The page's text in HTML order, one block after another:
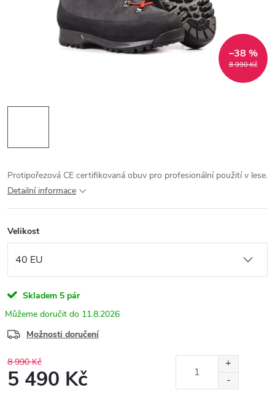
8 990 Kč
–38 %
Protipořezová CE certifikovaná obuv pro profesionální použití v lese.
Detailní informace
Velikost
Skladem 5 pár
11.8.2026
Možnosti doručení
8 990 Kč
5 490 Kč